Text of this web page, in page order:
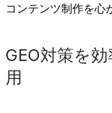
コンテンツ制作を心
GEO対策を
用